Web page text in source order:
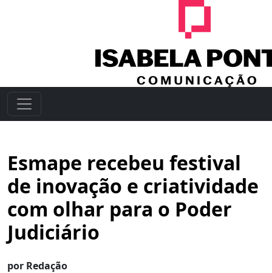
Esmape recebeu festival
de inovação e criatividade
com olhar para o Poder
Judiciário
por Redação